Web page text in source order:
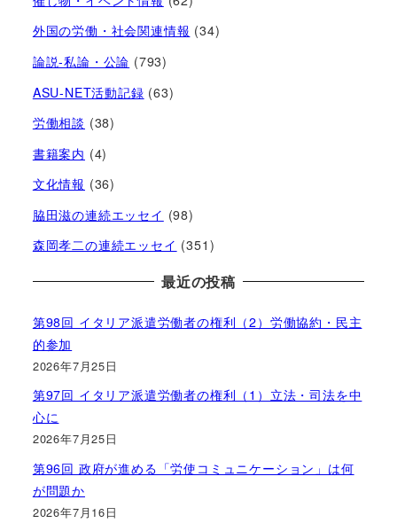
外国の労働・社会関連情報 (34)
論説-私論・公論 (793)
ASU-NET活動記録 (63)
労働相談 (38)
書籍案内 (4)
文化情報 (36)
脇田滋の連続エッセイ (98)
森岡孝二の連続エッセイ (351)
最近の投稿
第98回 イタリア派遣労働者の権利（2）労働協約・民主
的参加
2026年7月25日
第97回 イタリア派遣労働者の権利（1）立法・司法を中
心に
2026年7月25日
第96回 政府が進める「労使コミュニケーション」は何
が問題か
2026年7月16日